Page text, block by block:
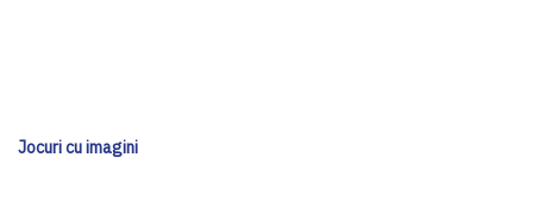
Jocuri cu imagini